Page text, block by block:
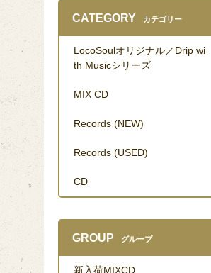
CATEGORY カテゴリー
LocoSoulオリジナル／Drip wi
th Musicシリーズ
MIX CD
Records (NEW)
Records (USED)
CD
GROUP グループ
新入荷MIXCD